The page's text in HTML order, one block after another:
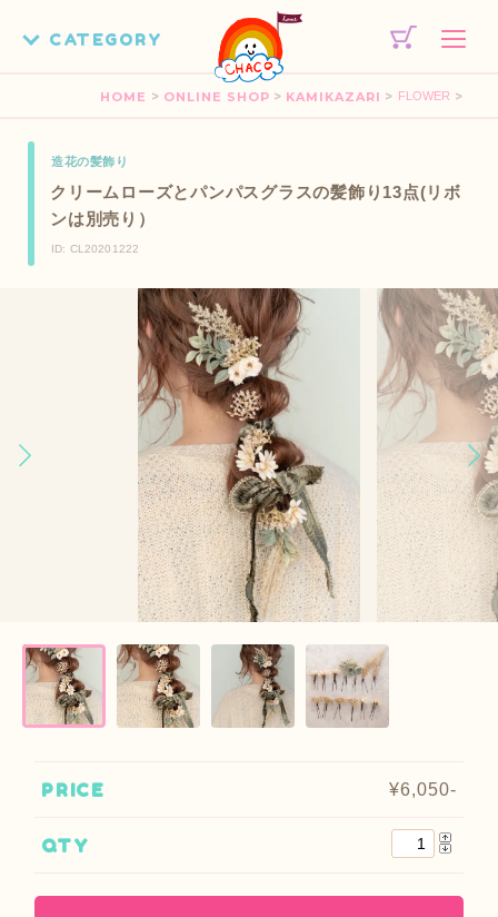
HOME > ONLINE SHOP > KAMIKAZARI > FLOWER >
造花の髪飾り
クリームローズとパンパスグラスの髪飾り13点(リボ
ンは別売り）
ID: CL20201222
PRICE ¥6,050-
QTY